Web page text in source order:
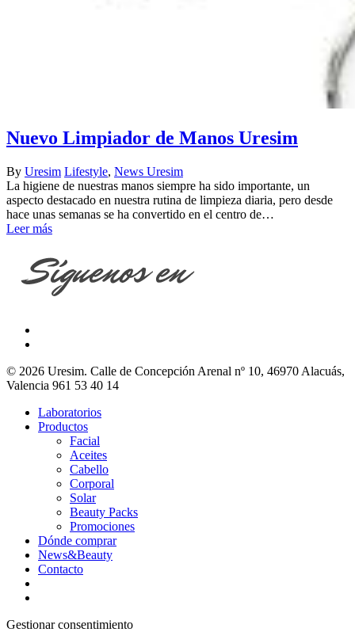
Nuevo Limpiador de Manos Uresim
By Uresim Lifestyle, News Uresim
La higiene de nuestras manos siempre ha sido importante, un
aspecto destacado en nuestra rutina de limpieza diaria, pero desde
hace unas semanas se ha convertido en el centro de…
Leer más
© 2026 Uresim. Calle de Concepción Arenal nº 10, 46970 Alacuás,
Valencia 961 53 40 14
Laboratorios
Productos
Facial
Aceites
Cabello
Corporal
Solar
Beauty Packs
Promociones
Dónde comprar
News&Beauty
Contacto
Gestionar consentimiento